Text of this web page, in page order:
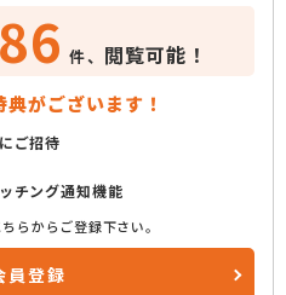
件、 閲覧可能！
がございます！
ご招待
チング通知機能
らからご登録下さい。
員登録